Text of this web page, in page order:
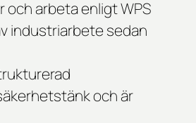
och arbeta enligt WPS
industriarbete sedan
och är